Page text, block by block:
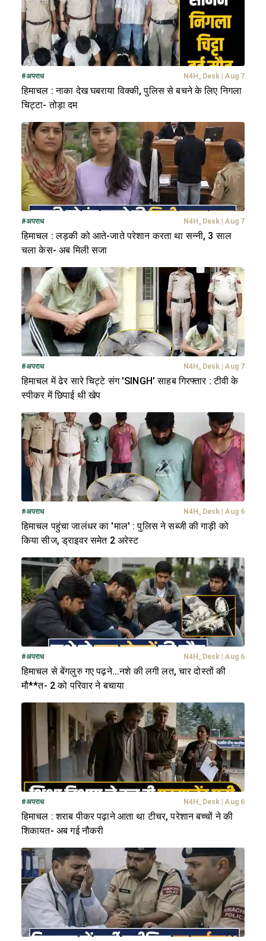
#अपराध N4H_Desk Aug 7
हिमाचल : नाका देख घबराया विक्की, पुलिस से बचने के लिए निगला
चिट्टा- तोड़ा दम
#अपराध N4H_Desk Aug 7
हिमाचल : लड़की को आते-जाते परेशान करता था सन्नी, 3 साल
चला केस- अब मिली सजा
#अपराध N4H_Desk Aug 7
हिमाचल में ढेर सारे चिट्टे संग 'SINGH' साहब गिरफ्तार : टीवी के
स्पीकर में छिपाई थी खेप
#अपराध N4H_Desk Aug 6
हिमाचल पहुंचा जालंधर का 'माल' : पुलिस ने सब्जी की गाड़ी को
किया सीज, ड्राइवर समेत 2 अरेस्ट
#अपराध N4H_Desk Aug 6
हिमाचल से बेंगलुरु गए पढ़ने...नशे की लगी लत, चार दोस्तों की
मौ**त- 2 को परिवार ने बचाया
#अपराध N4H_Desk Aug 6
हिमाचल : शराब पीकर पढ़ाने आता था टीचर, परेशान बच्चों ने की
शिकायत- अब गई नौकरी